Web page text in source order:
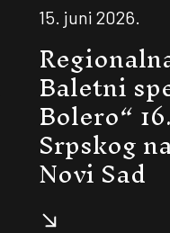
15. juni 2026.
Baletni
Bolero“
Srpskog
Novi Sad